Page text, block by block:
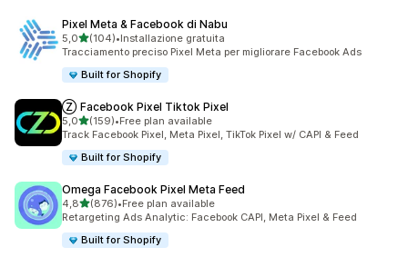
Pixel Meta & Facebook di Nabu
5,0stelle su 5
(104)
104 recensioni totali
•Installazione gratuita
Tracciamento preciso Pixel Meta per migliorare Facebook Ads
Built for Shopify
Ⓩ Facebook Pixel Tiktok Pixel
5,0stelle su 5
(159)
159 recensioni totali
•Free plan available
Track Facebook Pixel, Meta Pixel, TikTok Pixel w/ CAPI & Feed
Built for Shopify
Omega Facebook Pixel Meta Feed
4,8stelle su 5
(876)
876 recensioni totali
•Free plan available
Retargeting Ads Analytic: Facebook CAPI, Meta Pixel & Feed
Built for Shopify